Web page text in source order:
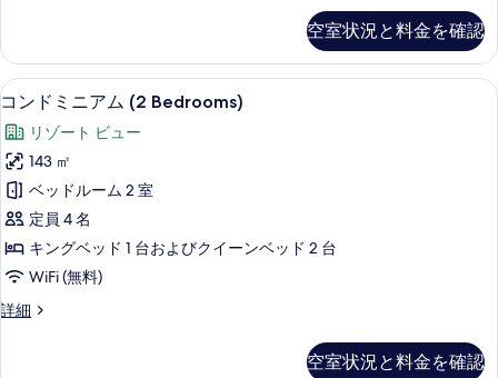
を
表
示
す
る
べ
て
の
写
真
を
表
示
す
ニ
ア
ム
Bedrooms)
の
詳
細
空室状況と料金を確認
コ
ン
ド
ミ
ニ
ア
ム
(2
Bedrooms)
コンドミニアム (2 Bedrooms) | リビ
21
コンドミニアム (2 Bedrooms)
リゾート ビュー
143 ㎡
ベッドルーム 2 室
定員 4 名
キングベッド 1 台およびクイーンベッド 2 台
WiFi (無料)
詳細
コ
空室状況と料金を確認